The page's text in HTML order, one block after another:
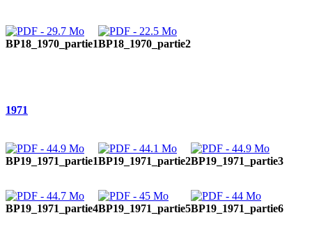
BP18_1970_partie1BP18_1970_partie2
1971
BP19_1971_partie1BP19_1971_partie2BP19_1971_partie3
BP19_1971_partie4BP19_1971_partie5BP19_1971_partie6